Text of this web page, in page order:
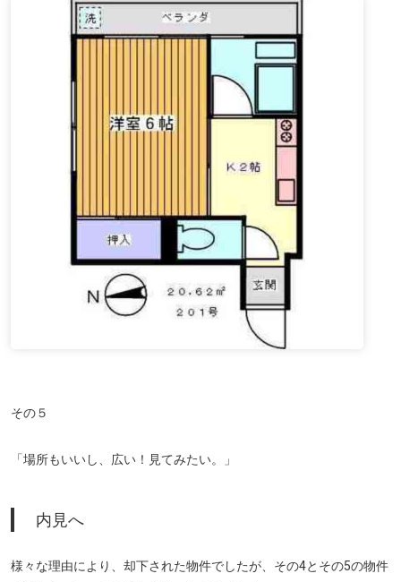
その５
「場所もいいし、広い！見てみたい。」
内見へ
様々な理由により、却下された物件でしたが、その4とその5の物件